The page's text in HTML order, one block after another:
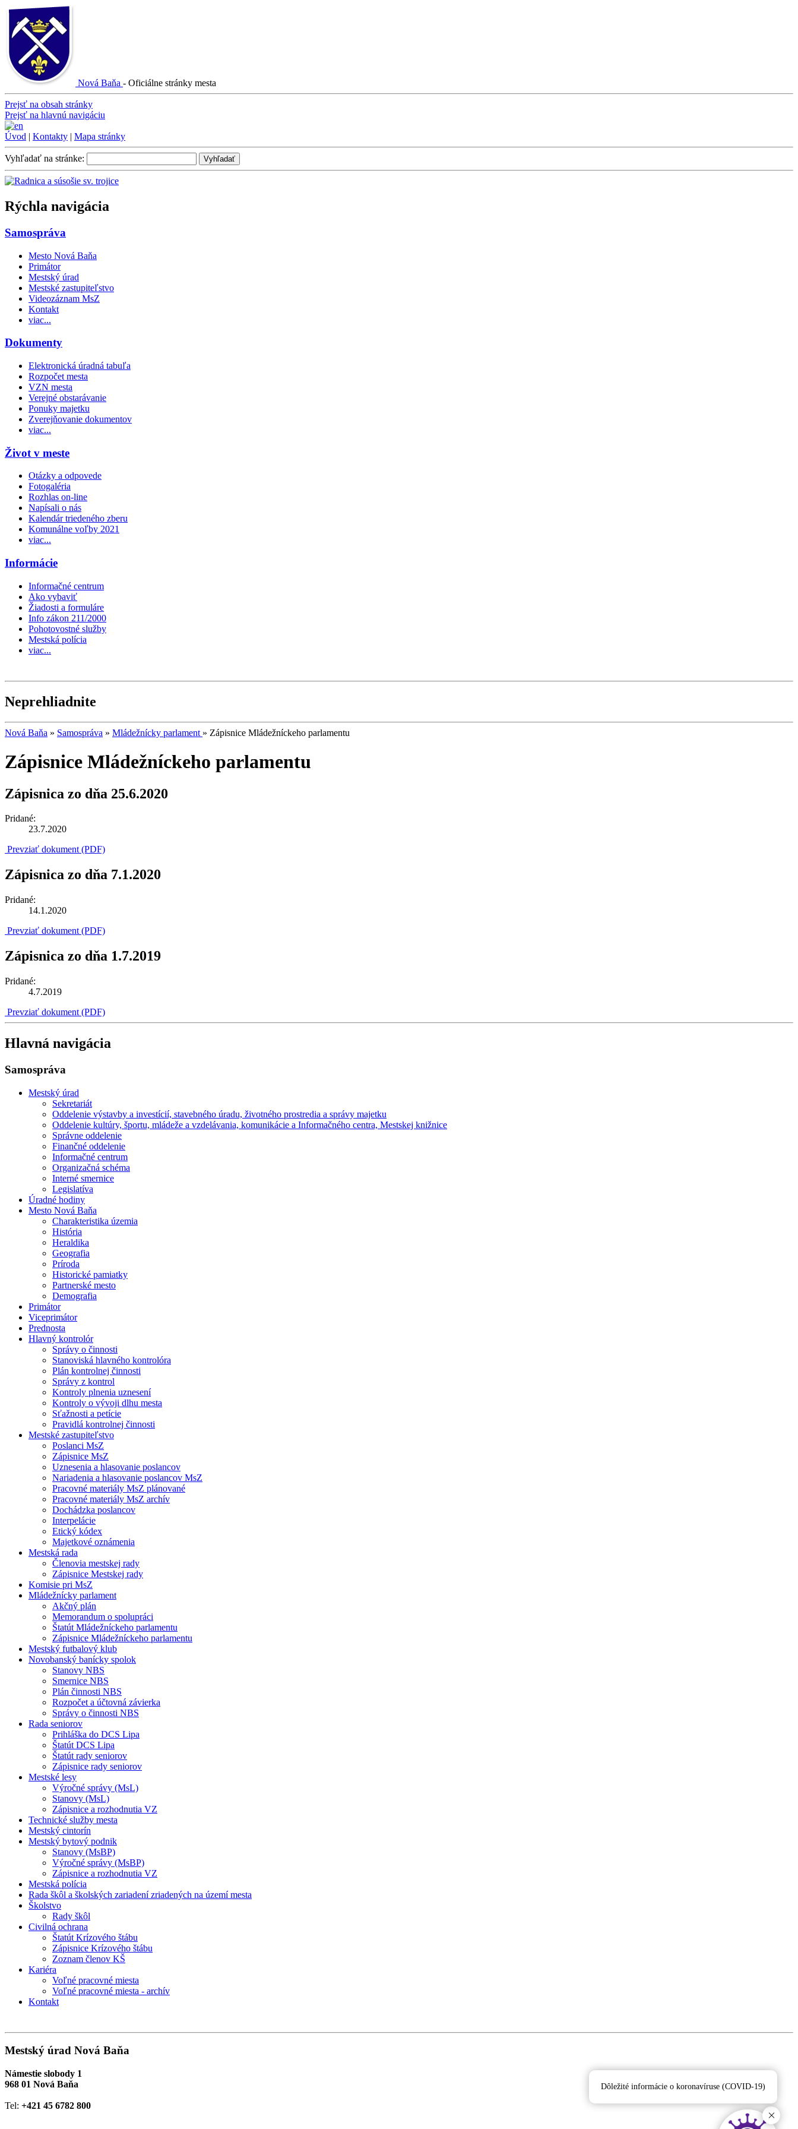
Nová Baňa - Oficiálne stránky mesta
Prejsť na obsah stránky
Prejsť na hlavnú navigáciu
Úvod | Kontakty | Mapa stránky
Vyhľadať na stránke: Vyhľadať
Rýchla navigácia
Samospráva
Mesto Nová Baňa
Primátor
Mestský úrad
Mestské zastupiteľstvo
Videozáznam MsZ
Kontakt
viac...
Dokumenty
Elektronická úradná tabuľa
Rozpočet mesta
VZN mesta
Verejné obstarávanie
Ponuky majetku
Zverejňovanie dokumentov
viac...
Život v meste
Otázky a odpovede
Fotogaléria
Rozhlas on-line
Napísali o nás
Kalendár triedeného zberu
Komunálne voľby 2021
viac...
Informácie
Informačné centrum
Ako vybaviť
Žiadosti a formuláre
Info zákon 211/2000
Pohotovostné služby
Mestská polícia
viac...
Neprehliadnite
Nová Baňa » Samospráva » Mládežnícky parlament » Zápisnice Mládežníckeho parlamentu
Zápisnice Mládežníckeho parlamentu
Zápisnica zo dňa 25.6.2020
Pridané:
23.7.2020
Prevziať dokument (PDF)
Zápisnica zo dňa 7.1.2020
Pridané:
14.1.2020
Prevziať dokument (PDF)
Zápisnica zo dňa 1.7.2019
Pridané:
4.7.2019
Prevziať dokument (PDF)
Hlavná navigácia
Samospráva
Mestský úrad
Sekretariát
Oddelenie výstavby a investícií, stavebného úradu, životného prostredia a správy majetku
Oddelenie kultúry, športu, mládeže a vzdelávania, komunikácie a Informačného centra, Mestskej knižnice
Správne oddelenie
Finančné oddelenie
Informačné centrum
Organizačná schéma
Interné smernice
Legislatíva
Úradné hodiny
Mesto Nová Baňa
Charakteristika územia
História
Heraldika
Geografia
Príroda
Historické pamiatky
Partnerské mesto
Demografia
Primátor
Viceprimátor
Prednosta
Hlavný kontrolór
Správy o činnosti
Stanoviská hlavného kontrolóra
Plán kontrolnej činnosti
Správy z kontrol
Kontroly plnenia uznesení
Kontroly o vývoji dlhu mesta
Sťažnosti a petície
Pravidlá kontrolnej činnosti
Mestské zastupiteľstvo
Poslanci MsZ
Zápisnice MsZ
Uznesenia a hlasovanie poslancov
Nariadenia a hlasovanie poslancov MsZ
Pracovné materiály MsZ plánované
Pracovné materiály MsZ archív
Dochádzka poslancov
Interpelácie
Etický kódex
Majetkové oznámenia
Mestská rada
Členovia mestskej rady
Zápisnice Mestskej rady
Komisie pri MsZ
Mládežnícky parlament
Akčný plán
Memorandum o spolupráci
Štatút Mládežníckeho parlamentu
Zápisnice Mládežníckeho parlamentu
Mestský futbalový klub
Novobanský banícky spolok
Stanovy NBS
Smernice NBS
Plán činnosti NBS
Rozpočet a účtovná závierka
Správy o činnosti NBS
Rada seniorov
Prihláška do DCS Lipa
Štatút DCS Lipa
Štatút rady seniorov
Zápisnice rady seniorov
Mestské lesy
Výročné správy (MsL)
Stanovy (MsL)
Zápisnice a rozhodnutia VZ
Technické služby mesta
Mestský cintorín
Mestský bytový podnik
Stanovy (MsBP)
Výročné správy (MsBP)
Zápisnice a rozhodnutia VZ
Mestská polícia
Rada škôl a školských zariadení zriadených na území mesta
Školstvo
Rady škôl
Civilná ochrana
Štatút Krízového štábu
Zápisnice Krízového štábu
Zoznam členov KŠ
Kariéra
Voľné pracovné miesta
Voľné pracovné miesta - archív
Kontakt
Mestský úrad Nová Baňa
Námestie slobody 1
968 01 Nová Baňa
Tel: +421 45 6782 800
Dôležité informácie o koronavíruse (COVID-19)